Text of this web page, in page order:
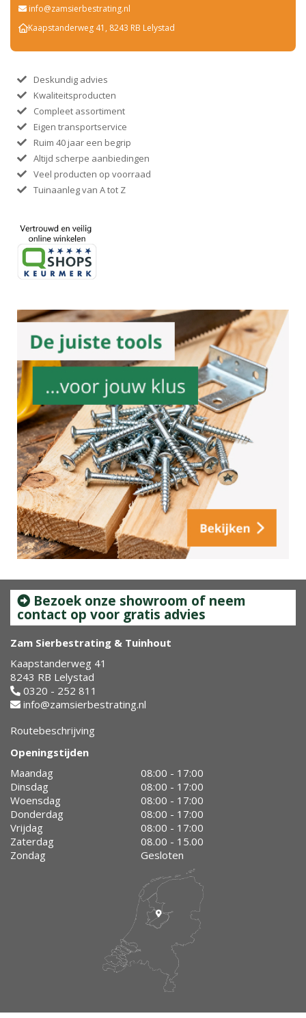
info@zamsierbestrating.nl
Kaapstanderweg 41, 8243 RB Lelystad
Deskundig advies
Kwaliteitsproducten
Compleet assortiment
Eigen transportservice
Ruim 40 jaar een begrip
Altijd scherpe aanbiedingen
Veel producten op voorraad
Tuinaanleg van A tot Z
Bezoek onze showroom of neem
contact op voor gratis advies
Zam Sierbestrating & Tuinhout
Kaapstanderweg 41
8243 RB Lelystad
0320 - 252 811
info@zamsierbestrating.nl
Routebeschrijving
Openingstijden
Maandag
08:00 - 17:00
Dinsdag
08:00 - 17:00
Woensdag
08:00 - 17:00
Donderdag
08:00 - 17:00
Vrijdag
08:00 - 17:00
Zaterdag
08.00 - 15.00
Zondag
Gesloten